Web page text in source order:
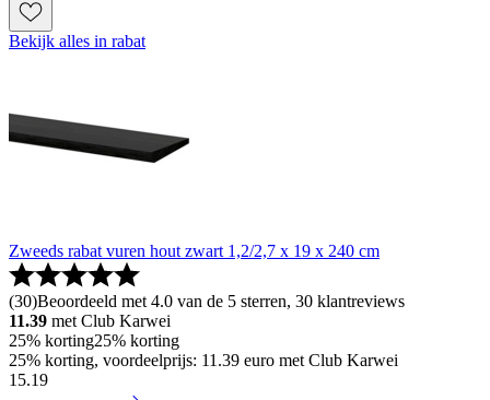
Bekijk alles in rabat
Zweeds rabat vuren hout zwart 1,2/2,7 x 19 x 240 cm
(30)Beoordeeld met 4.0 van de 5 sterren, 30 klantreviews
11.39 met Club Karwei
25% korting25% korting
25% korting, voordeelprijs: 11.39 euro met Club Karwei
15.19